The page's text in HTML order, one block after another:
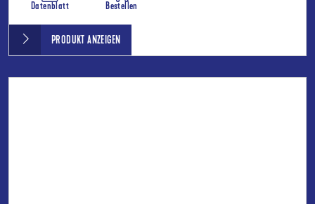
Datenblatt Bestellen
PRODUKT ANZEIGEN